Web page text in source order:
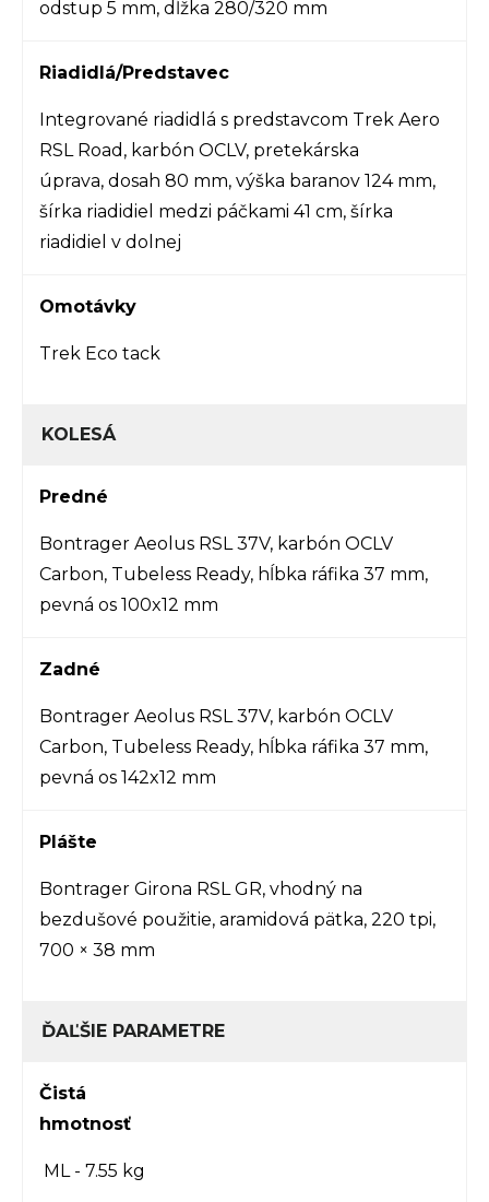
odstup 5 mm, dĺžka 280/320 mm
Riadidlá/Predstavec
Integrované riadidlá s predstavcom Trek Aero
RSL Road, karbón OCLV, pretekárska
úprava, dosah 80 mm, výška baranov 124 mm,
šírka riadidiel medzi páčkami 41 cm, šírka
riadidiel v dolnej
Omotávky
Trek Eco tack
KOLESÁ
Predné
Bontrager Aeolus RSL 37V, karbón OCLV
Carbon, Tubeless Ready, hĺbka ráfika 37 mm,
pevná os 100x12 mm
Zadné
Bontrager Aeolus RSL 37V, karbón OCLV
Carbon, Tubeless Ready, hĺbka ráfika 37 mm,
pevná os 142x12 mm
Plášte
Bontrager Girona RSL GR, vhodný na
bezdušové použitie, aramidová pätka, 220 tpi,
700 × 38 mm
ĎAĽŠIE PARAMETRE
Čistá
hmotnosť
ML - 7.55 kg